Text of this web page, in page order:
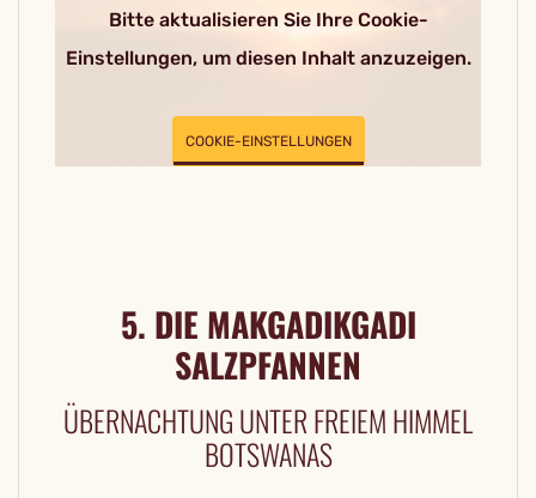
Bitte aktualisieren Sie Ihre Cookie-
Einstellungen, um diesen Inhalt anzuzeigen.
COOKIE-EINSTELLUNGEN
5. DIE MAKGADIKGADI
SALZPFANNEN
ÜBERNACHTUNG UNTER FREIEM HIMMEL
BOTSWANAS